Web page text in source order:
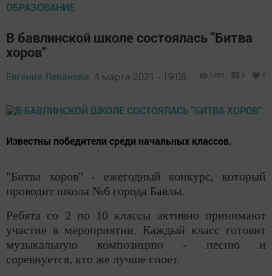
ОБРАЗОВАНИЕ
В бавлинской школе состоялась "Битва
хоров"
Евгения Леванова, 4 марта 2021 - 19:08 1058 0 0
Известны победители среди начальных классов.
"Битва хоров" - ежегодный конкурс, который
проводит школа №6 города Бавлы.
Ребята со 2 по 10 классы активно принимают
участие в мероприятии. Каждый класс готовит
музыкальную композицию - песню и
соревнуется, кто же лучше споет.